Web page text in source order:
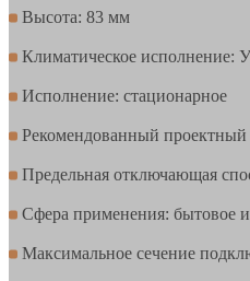
Высота: 83 мм
Климатическое исполнение:
Исполнение: стационарное
Рекомендованный проектный
Предельная отключающая
Сфера применения: бытовое
Максимальное сечение